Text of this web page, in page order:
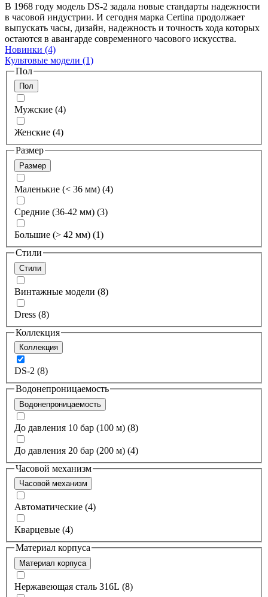
В 1968 году модель DS-2 задала новые стандарты надежности
в часовой индустрии. И сегодня марка Certina продолжает
выпускать часы, дизайн, надежность и точность хода которых
остаются в авангарде современного часового искусства.
Новинки (4)
Культовые модели (1)
Пол
Пол
Мужские (4)
Женские (4)
Размер
Размер
Маленькие (< 36 мм) (4)
Средние (36-42 мм) (3)
Большие (> 42 мм) (1)
Стили
Стили
Винтажные модели (8)
Dress (8)
Коллекция
Коллекция
DS-2 (8)
Водонепроницаемость
Водонепроницаемость
До давления 10 бар (100 м) (8)
До давления 20 бар (200 м) (4)
Часовой механизм
Часовой механизм
Автоматические (4)
Кварцевые (4)
Материал корпуса
Материал корпуса
Нержавеющая сталь 316L (8)